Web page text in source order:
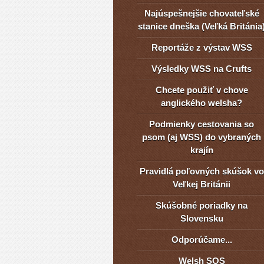
Najúspešnejšie chovateľské
stanice dneška (Veľká
Reportáže z výstav WSS
Výsledky WSS na Crufts
Chcete použiť v chove
anglického welsha?
Podmienky cestovania so
psom (aj WSS) do vybraných
krajín
Pravidlá poľovných skúšok vo
Veľkej Británii
Skúšobné poriadky na
Slovensku
Odporúčame...
Welsh SOS